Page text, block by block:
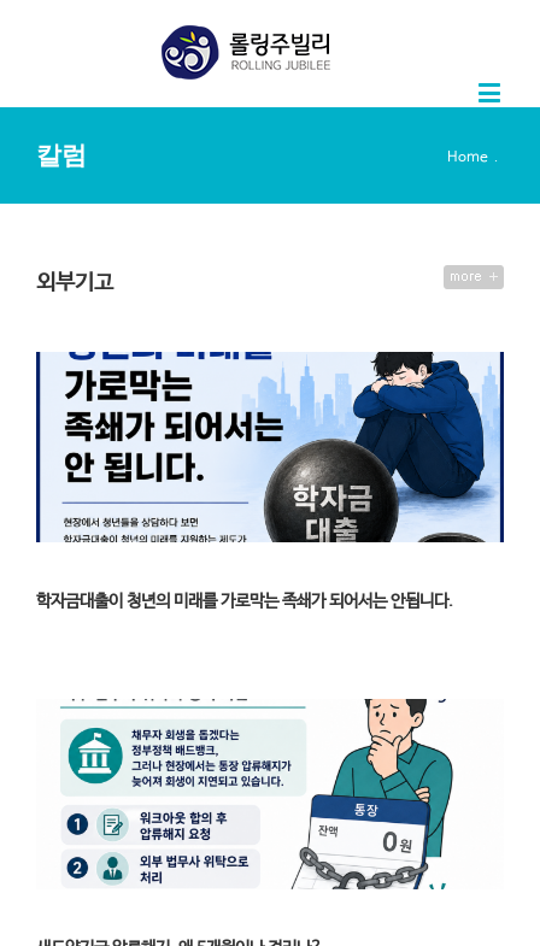
칼럼 Home
외부기고
학자금대출이 청년의 미래를 가로막는 족쇄가 되어서는 안됩니다.